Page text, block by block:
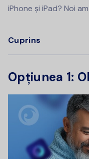
iPhone și iPad? Noi
Cuprins
Opțiunea 1: